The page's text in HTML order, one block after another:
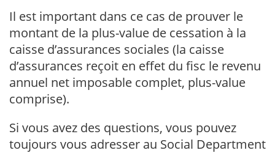
Il est important dans ce cas de prouver le
montant de la plus-value de cessation à la
caisse d’assurances sociales (la caisse
d’assurances reçoit en effet du fisc le revenu
annuel net imposable complet, plus-value
comprise).
Si vous avez des questions, vous pouvez
toujours vous adresser au Social Department